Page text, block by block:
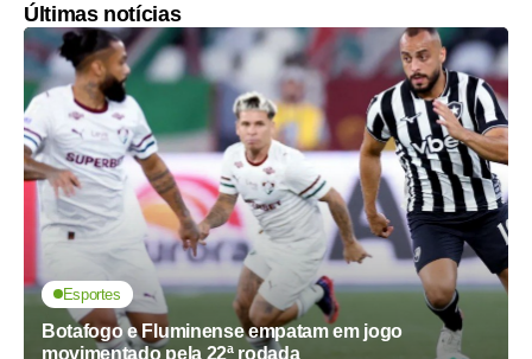
Últimas notícias
Esportes
Botafogo e Fluminense empatam em jogo
movimentado pela 22ª rodada